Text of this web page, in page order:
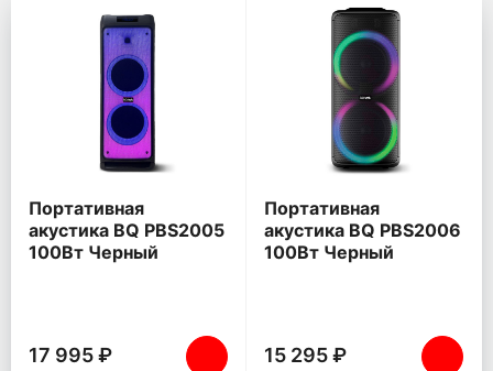
Портативная
акустика BQ PBS2005
100Вт Черный
17 995 ₽
Портативная
акустика BQ PBS2006
100Вт Черный
15 295 ₽